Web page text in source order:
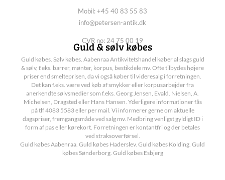
Mobil: +45 40 83 55 83
info@petersen-antik.dk
CVR no: 24 75 00 19
Guld & sølv købes
Guld købes. Sølv købes. Aabenraa Antikvitetshandel køber al slags guld
& sølv, f.eks. barrer, mønter, korpus, bestikdele mv. Ofte tilbydes højere
priser end smelteprisen, da vi også køber til videresalg i forretningen.
Det kan f.eks. være ved køb af smykker eller korpusarbejder fra
anerkendte sølvsmedier som f.eks. Georg Jensen, Evald. Nielsen, A.
Michelsen, Dragsted eller Hans Hansen. Yderligere informationer fås
på tlf 4083 5583 eller per mail. Vi informerer gerne om aktuelle
dagspriser, fremgangsmåde ved salg mv. Medbring venligst gyldigt ID i
form af pas eller kørekort. Forretningen er kontantfri og der betales
ved straksoverførsel.
Guld købes Aabenraa. Guld købes Haderslev. Guld købes Kolding. Guld
købes Sønderborg. Guld købes Esbjerg